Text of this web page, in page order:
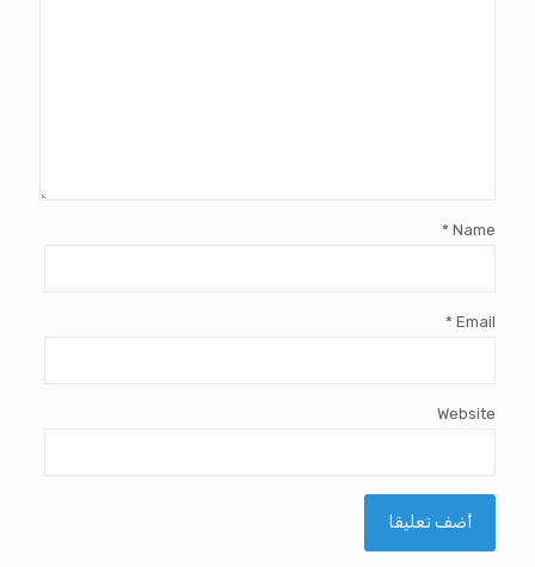
Name
*
Email
*
Website